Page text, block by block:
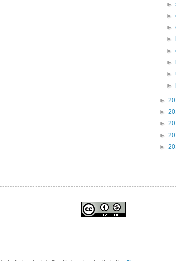
►
►
►
►
►
►
►
►
►
►
►
►
►